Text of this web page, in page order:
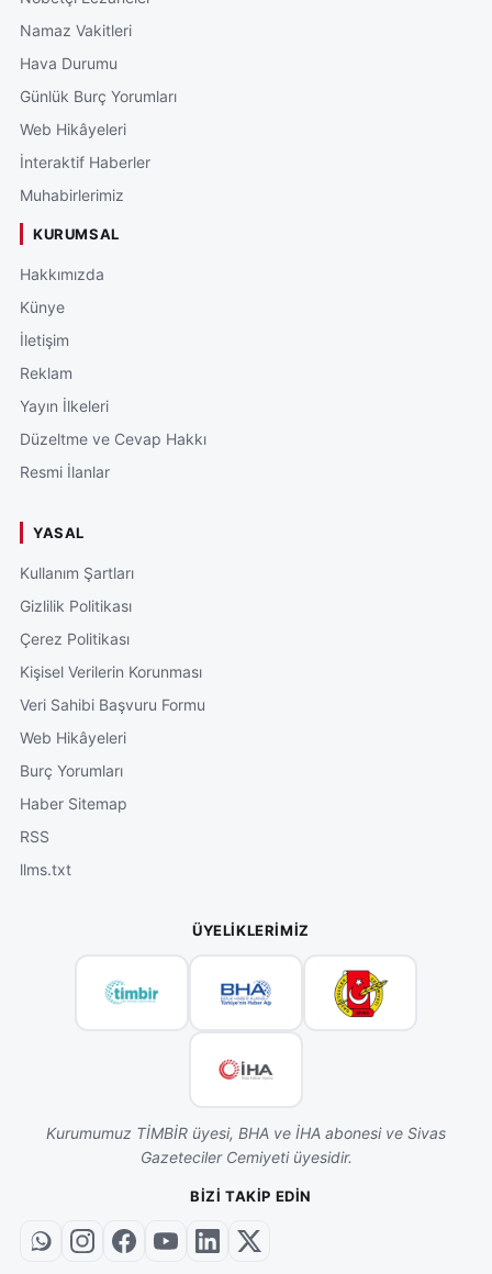
Namaz Vakitleri
Hava Durumu
Günlük Burç Yorumları
Web Hikâyeleri
İnteraktif Haberler
Muhabirlerimiz
KURUMSAL
Hakkımızda
Künye
İletişim
Reklam
Yayın İlkeleri
Düzeltme ve Cevap Hakkı
Resmi İlanlar
YASAL
Kullanım Şartları
Gizlilik Politikası
Çerez Politikası
Kişisel Verilerin Korunması
Veri Sahibi Başvuru Formu
Web Hikâyeleri
Burç Yorumları
Haber Sitemap
RSS
llms.txt
ÜYELIKLERIMIZ
Kurumumuz TİMBİR üyesi, BHA ve İHA abonesi ve Sivas
Gazeteciler Cemiyeti üyesidir.
BIZI TAKIP EDIN